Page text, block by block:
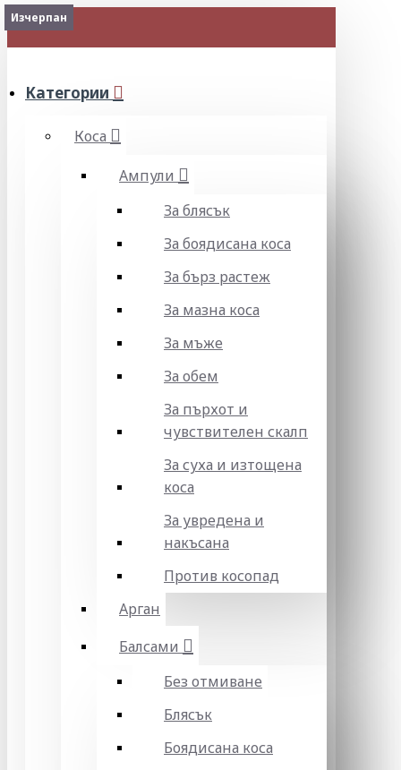
МЕНЮ
Категории
Коса
Ампули
За блясък
За боядисана коса
За бърз растеж
За мазна коса
За мъже
За обем
За пърхот и
чувствителен скалп
За суха и изтощена
коса
За увредена и
накъсана
Против косопад
Арган
Балсами
Без отмиване
Блясък
Боядисана коса
Изчерпан
Изчерпан